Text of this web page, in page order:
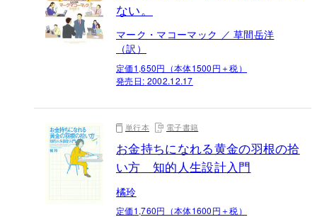
ない。
マーク・マコーマック ／ 草間岳洋
（訳）
定価1,650円（本体1500円＋税）
発売日: 2002.12.17
単行本 電子書籍
お金持ちになれる黄金の羽根の拾
い方 知的人生設計入門
橘玲
定価1,760円（本体1600円＋税）